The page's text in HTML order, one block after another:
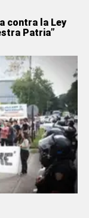
contra la Ley
Patria”